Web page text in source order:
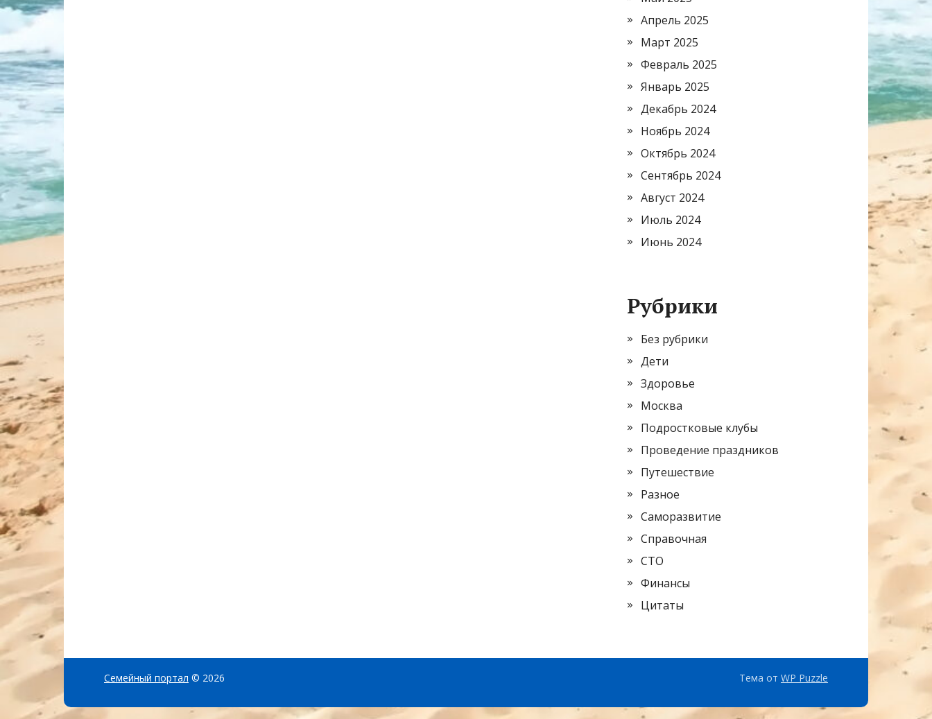
Апрель 2025
Март 2025
Февраль 2025
Январь 2025
Декабрь 2024
Ноябрь 2024
Октябрь 2024
Сентябрь 2024
Август 2024
Июль 2024
Июнь 2024
Рубрики
Без рубрики
Дети
Здоровье
Москва
Подростковые клубы
Проведение праздников
Путешествие
Разное
Саморазвитие
Справочная
СТО
Финансы
Цитаты
Семейный портал © 2026 Тема от WP Puzzle